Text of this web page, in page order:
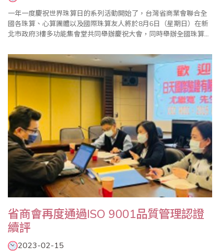
一年一度慶祝世界珠算日的系列活動開始了，台灣省商業會聯合全
國各珠算、心算團體以及國際珠算友人將於8月6日（星期日）在新
北市政府3樓多功能集會堂共同舉辦慶祝大會，同時舉辦全國珠算比
暨國際觀摩賽等系列活動，歡迎踴躍報名參加。 ＊2023年全國珠算
比賽暨國際邀請賽 ＊2023年全國心算比賽暨國際邀請賽 ＊2023年
全國數學競技..
省商會再度通過ISO 9001品質管理認證
續評
2023-02-15